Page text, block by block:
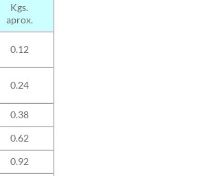
Kgs.
aprox.
0.12
0.24
0.38
0.62
0.92